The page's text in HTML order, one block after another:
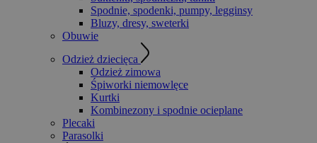
Spodnie, spodenki, pumpy, legginsy
Bluzy, dresy, sweterki
Obuwie
Odzież dziecięca
Odzież zimowa
Śpiworki niemowlęce
Kurtki
Kombinezony i spodnie ocieplane
Plecaki
Parasolki